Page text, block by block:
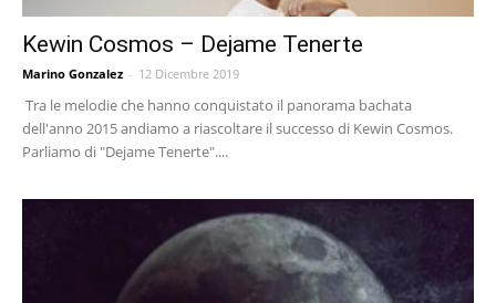
Kewin Cosmos – Dejame Tenerte
Marino Gonzalez - 12 Dicembre 2019
Tra le melodie che hanno conquistato il panorama bachata
dell'anno 2015 andiamo a riascoltare il successo di Kewin Cosmos.
Parliamo di "Dejame Tenerte"....